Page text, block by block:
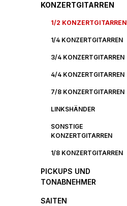
KONZERTGITARREN
1/2 KONZERTGITARREN
1/4 KONZERTGITARREN
3/4 KONZERTGITARREN
4/4 KONZERTGITARREN
7/8 KONZERTGITARREN
LINKSHÄNDER
SONSTIGE
KONZERTGITARREN
1/8 KONZERTGITARREN
PICKUPS UND
TONABNEHMER
SAITEN